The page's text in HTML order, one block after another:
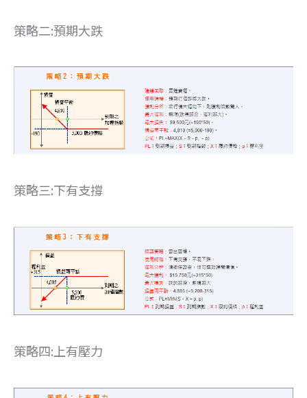
策略二:預期大跌
策略三:下有支撐
策略四:上有壓力